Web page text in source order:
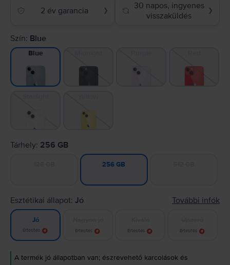
2 év garancia ❯
30 napos, ingyenes
visszaküldés
❯
Szín: Blue
Blue
Tárhely: 256 GB
256 GB
Esztétikai állapot: Jó További infók
Jó
Értesítés Értesítés Értesítés Értesítés
A termék jó állapotban van; észrevehető karcolások és